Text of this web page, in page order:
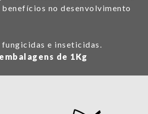
benefícios no desenvolvimento
e inseticidas.
de 1Kg